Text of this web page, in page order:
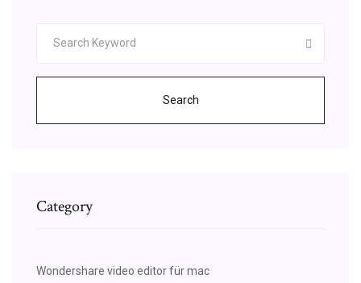
Search
Category
Wondershare video editor für mac